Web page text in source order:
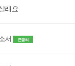
래요
서 큰글씨